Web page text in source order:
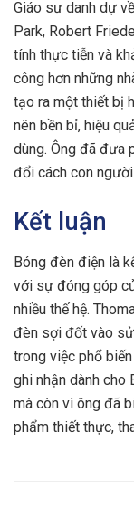
Giáo sư danh dự
Park, Robert
tính thực tiễn và
công hơn những
tạo ra một thiết bị
nên bền bỉ, hiệu
dùng. Ông đã đưa
đổi cách con
Kết luận
Bóng đèn điện là
với sự đóng góp
nhiều thế hệ.
đèn sợi đốt vào
trong việc phổ
ghi nhận dành cho
mà còn vì ông đã
phẩm thiết thực,